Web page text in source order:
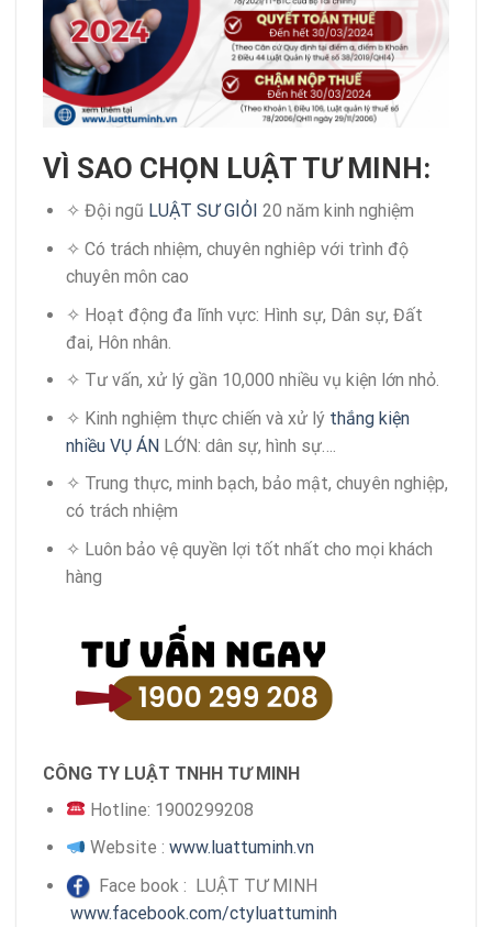
VÌ SAO CHỌN LUẬT TƯ MINH:
✧ Đội ngũ LUẬT SƯ GIỎI 20 năm kinh nghiệm
✧ Có trách nhiệm, chuyên nghiêp với trình độ
chuyên môn cao
✧ Hoạt động đa lĩnh vực: Hình sự, Dân sự, Đất
đai, Hôn nhân.
✧ Tư vấn, xử lý gần 10,000 nhiều vụ kiện lớn nhỏ.
✧ Kinh nghiệm thực chiến và xử lý thắng kiện
nhiều VỤ ÁNLỚN: dân sự, hình sự….
✧ Trung thực, minh bạch, bảo mật, chuyên nghiệp,
có trách nhiệm
✧ Luôn bảo vệ quyền lợi tốt nhất cho mọi khách
hàng
CÔNG TY LUẬT TNHH TƯ MINH
Hotline: 1900299208
Website :www.luattuminh.vn
Face book : LUẬT TƯ MINH
www.facebook.com/ctyluattuminh